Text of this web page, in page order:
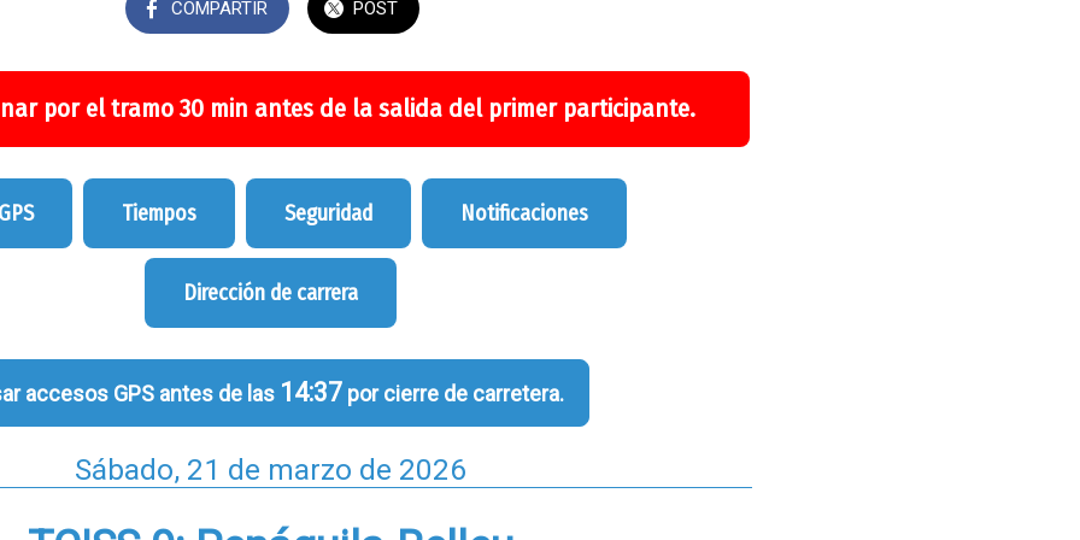
COMPARTIR POST
por el tramo 30 min antes de la salida del primer participante.
Tiempos Seguridad Notificaciones
Dirección de carrera
accesos GPS antes de las 14:37por cierre de carretera.
Sábado, 21 de marzo de 2026